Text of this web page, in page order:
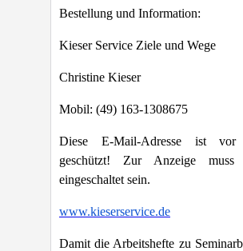
Bestellung und Information:
Kieser Service Ziele und Wege
Christine Kieser
Mobil: (49) 163-1308675
Diese E-Mail-Adresse ist vor
geschützt! Zur Anzeige muss
eingeschaltet sein.
www.kieserservice.de
Damit die Arbeitshefte zu